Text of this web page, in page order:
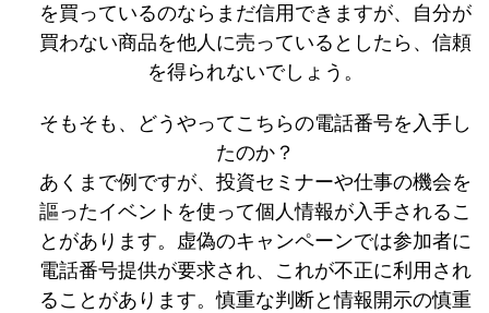
を買っているのならまだ信用できますが、自分が
買わない商品を他人に売っているとしたら、信頼
を得られないでしょう。
そもそも、どうやってこちらの電話番号を入手し
たのか？
あくまで例ですが、投資セミナーや仕事の機会を
謳ったイベントを使って個人情報が入手されるこ
とがあります。虚偽のキャンペーンでは参加者に
電話番号提供が要求され、これが不正に利用され
ることがあります。慎重な判断と情報開示の慎重